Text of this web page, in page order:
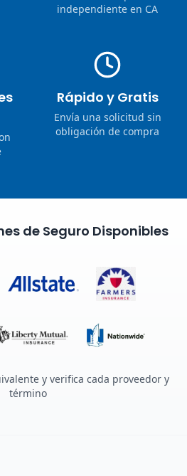
independiente en CA
Rápido y Gratis
Envía una solicitud sin
obligación de compra
de Seguro Disponibles
y verifica cada proveedor y
término